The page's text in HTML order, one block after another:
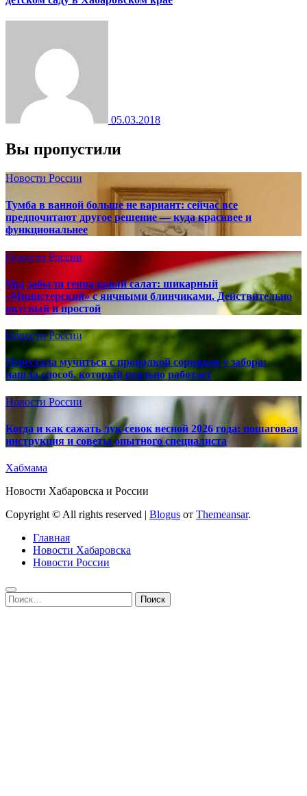
05.03.2018
Вы пропустили
Новости России
Тумба в ванной больше не вариант: сейчас все
предпочитают другое решение — куда красивее и
функциональнее
Новости России
Мы забыли гениальный салат: шикарный
«Министерский» с яичными блинчиками. Действительно
вкусный и простой
Новости России
Перестала мучиться с прополкой сорняков у забора:
нашла способ, который реально работает
Новости России
Когда и как сажать лук-севок весной 2026 года: пошаговая
инструкция и советы опытного специалиста
Хабмама
Новости Хабаровска и России
Copyright © All rights reserved | Blogus от Themeansar.
Главная
Новости Хабаровска
Новости России
Найти: